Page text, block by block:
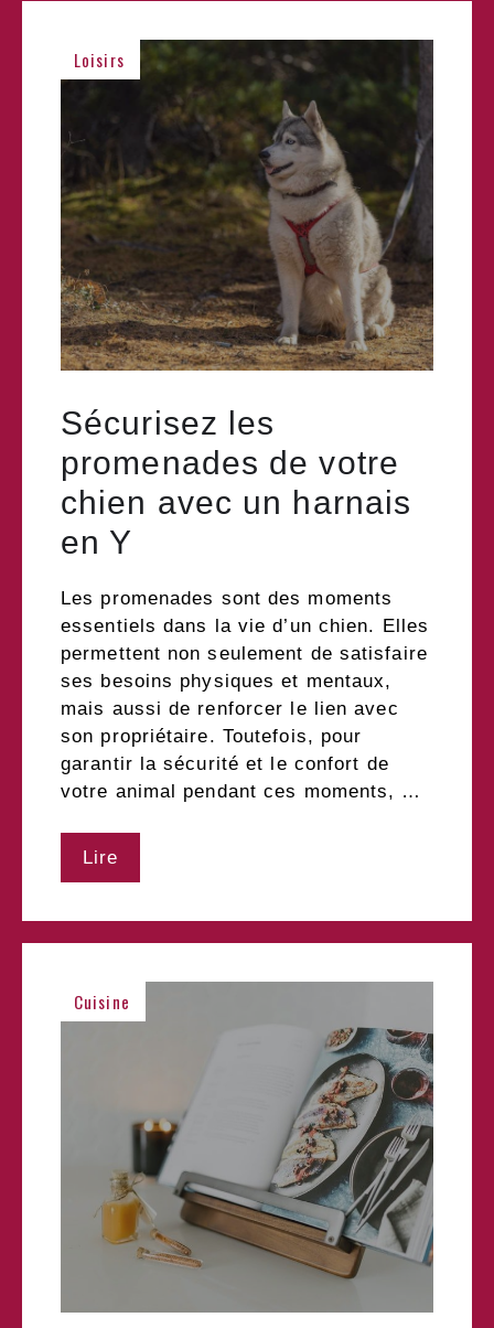
Loisirs
Sécurisez les
promenades de votre
chien avec un harnais
en Y
Les promenades sont des moments
essentiels dans la vie d’un chien. Elles
permettent non seulement de satisfaire
ses besoins physiques et mentaux,
mais aussi de renforcer le lien avec
son propriétaire. Toutefois, pour
garantir la sécurité et le confort de
votre animal pendant ces moments, …
Lire
Cuisine